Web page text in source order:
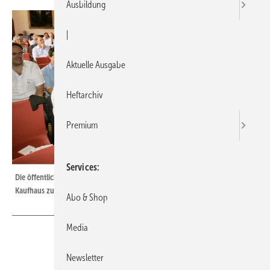
Die öffentliche, feierliche Mitgliederversammlung fand im Historischen
Kaufhaus zu Freiburg statt ...
Ausbildung
Aktuelle Ausgabe
Heftarchiv
Premium
Services
Abo & Shop
Media
Newsletter